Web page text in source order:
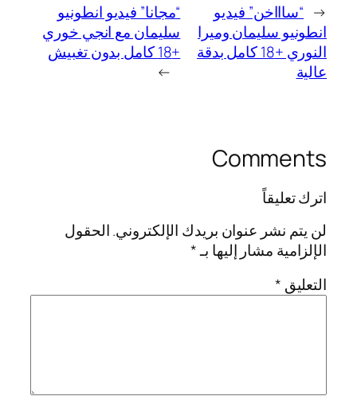
← “ساااخن” فيديو
انطونيو سليمان وميرا
النوري +18 كامل بدقة
عالية
“مجانا” فيديو انطونيو
سليمان مع انجي خوري
+18 كامل بدون تغبيش
→
Comments
اترك تعليقاً
لن يتم نشر عنوان بريدك الإلكتروني.الحقول
الإلزامية مشار إليها بـ*
التعليق *